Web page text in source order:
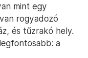
mint egy
rogyadozó
és tűzrakó hely.
a